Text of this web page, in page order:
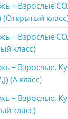
+ Взрослые
(Открытый класс)
+ Взрослые
класс)
+ Взрослые,
(A класс)
+ Взрослые,
класс)